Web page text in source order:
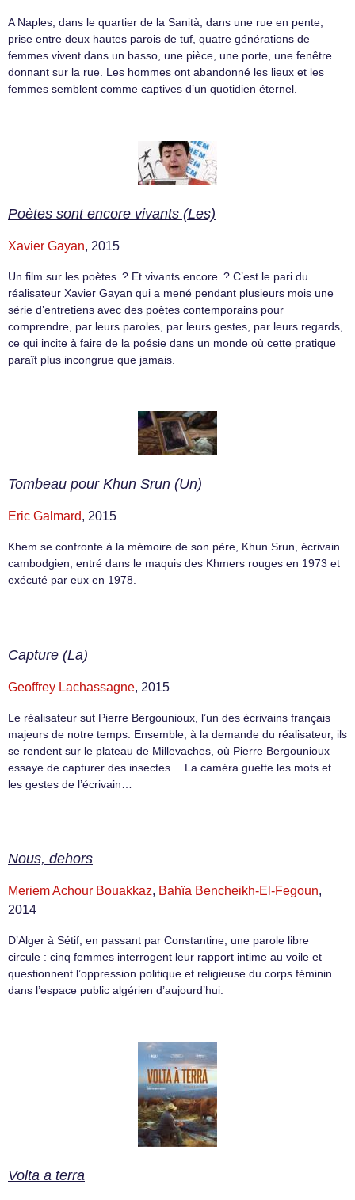
A Naples, dans le quartier de la Sanità, dans une rue en pente,
prise entre deux hautes parois de tuf, quatre générations de
femmes vivent dans un basso, une pièce, une porte, une fenêtre
donnant sur la rue. Les hommes ont abandonné les lieux et les
femmes semblent comme captives d’un quotidien éternel.
Poètes sont encore vivants (Les)
Xavier Gayan, 2015
Un film sur les poètes ? Et vivants encore ? C’est le pari du
réalisateur Xavier Gayan qui a mené pendant plusieurs mois une
série d’entretiens avec des poètes contemporains pour
comprendre, par leurs paroles, par leurs gestes, par leurs regards,
ce qui incite à faire de la poésie dans un monde où cette pratique
paraît plus incongrue que jamais.
Tombeau pour Khun Srun (Un)
Eric Galmard, 2015
Khem se confronte à la mémoire de son père, Khun Srun, écrivain
cambodgien, entré dans le maquis des Khmers rouges en 1973 et
exécuté par eux en 1978.
Capture (La)
Geoffrey Lachassagne, 2015
Le réalisateur sut Pierre Bergounioux, l’un des écrivains français
majeurs de notre temps. Ensemble, à la demande du réalisateur, ils
se rendent sur le plateau de Millevaches, où Pierre Bergounioux
essaye de capturer des insectes… La caméra guette les mots et
les gestes de l’écrivain…
Nous, dehors
Meriem Achour Bouakkaz, Bahïa Bencheikh-El-Fegoun,
2014
D’Alger à Sétif, en passant par Constantine, une parole libre
circule : cinq femmes interrogent leur rapport intime au voile et
questionnent l’oppression politique et religieuse du corps féminin
dans l’espace public algérien d’aujourd’hui.
Volta a terra